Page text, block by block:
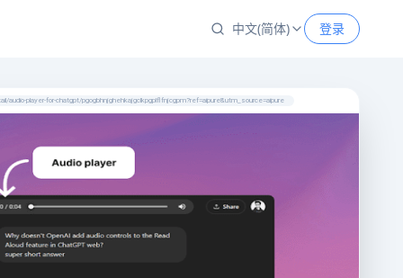
中文(简体) 登录
player-for-chatgpt/pgogbhnjghehkajgclkpgplflfnjcgpm?ref=aipure&utm_source=aipure